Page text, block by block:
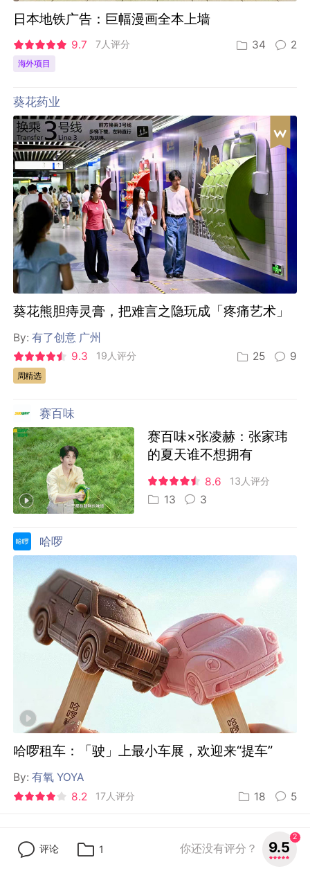
日本地铁广告：巨幅漫画全本上墙
9.7 7人评分 34 2
海外项目
葵花药业
葵花熊胆痔灵膏，把难言之隐玩成「疼痛艺术」
By:有了创意 广州
9.3
19人评分 25 9
周精选
赛百味
赛百味×张凌赫：张家玮
的夏天谁不想拥有
8.6 13人评分
13 3
哈啰
哈啰租车：「驶」上最小车展，欢迎来“提车”
By:有氧 YOYA
8.2
17人评分 18 5
评论 1 你还没有评分？ 9.5
2